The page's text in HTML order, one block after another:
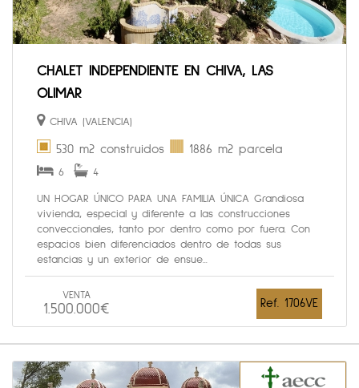
CHALET INDEPENDIENTE EN CHIVA, LAS
OLIMAR
CHIVA (VALENCIA)
530 m2 construidos 1886 m2 parcela
6 4
UN HOGAR ÚNICO PARA UNA FAMILIA ÚNICA Grandiosa
vivienda, especial y diferente a las construcciones
conveccionales, tanto por dentro como por fuera. Con
espacios bien diferenciados dentro de todas sus
estancias y un exterior de ensue...
VENTA
1.500.000€ Ref. 1706VE